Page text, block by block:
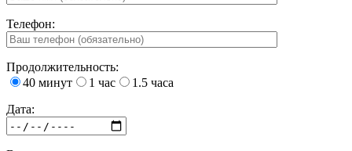
Телефон:
Продолжительность:
40 минут
1 час
1.5 часа
Дата: